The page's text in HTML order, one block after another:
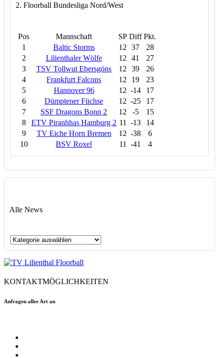
2. Floorball Bundesliga Nord/West
Pos Mannschaft SP Diff Pkt.
1
Baltic Storms 12 37
28
2
Lilienthaler Wölfe 12 41
27
3
TSV Tollwut Ebersgöns 12 39
26
4
Frankfurt Falcons 12 19
23
5
Hannover 96 12 -14
17
6
Dümptener Füchse 12 -25
17
7
SSF Dragons Bonn 2 12 -5
15
8
ETV Piranhhas Hamburg 2 11 -13
14
9
TV Eiche Horn Bremen 12 -38
6
10
BSV Roxel 11 -41 4
Alle News
Alle
KONTAKTMÖGLICHKEITEN
Anfragen aller Art an